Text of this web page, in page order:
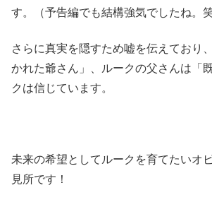
す。（予告編でも結構強気でしたね。笑
さらに真実を隠すため嘘を伝えており
かれた爺さん」、ルークの父さんは「
クは信じています。
未来の希望としてルークを育てたいオ
見所です！